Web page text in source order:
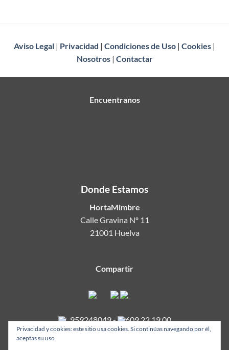
Privacidad y cookies: este sitio usa cookies. Si continúas navegando por él,
aceptas su uso.
Aviso Legal | Privacidad | Condiciones de Uso | Cookies |
Nosotros| Contactar
Encuentranos
Donde Estamos
HortaMimbre
Calle Gravina Nº 11
21001 Huelva
Compartir
959248049- 609 22 19 00